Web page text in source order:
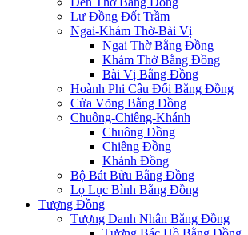
Lư Đồng Đốt Trầm
Ngai-Khám Thờ-Bài Vị
Ngai Thờ Bằng Đồng
Khám Thờ Bằng Đồng
Bài Vị Bằng Đồng
Hoành Phi Câu Đối Bằng Đồng
Cửa Võng Bằng Đồng
Chuông-Chiêng-Khánh
Chuông Đồng
Chiêng Đồng
Khánh Đồng
Bộ Bát Bửu Bằng Đồng
Lọ Lục Bình Bằng Đồng
Tượng Đồng
Tượng Danh Nhân Bằng Đồng